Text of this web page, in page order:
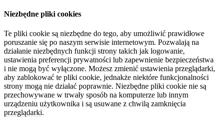
Niezbędne pliki cookies
Te pliki cookie są niezbędne do tego, aby umożliwić prawidłowe
poruszanie się po naszym serwisie internetowym. Pozwalają na
działanie niezbędnych funkcji strony takich jak logowanie,
ustawienia preferencji prywatności lub zapewnienie bezpieczeństwa
i nie mogą być wyłączone. Możesz zmienić ustawienia przeglądarki,
aby zablokować te pliki cookie, jednakże niektóre funkcjonalności
strony mogą nie działać poprawnie. Niezbędne pliki cookie nie są
przechowywane w trwały sposób na komputerze lub innym
urządzeniu użytkownika i są usuwane z chwilą zamknięcia
przeglądarki.